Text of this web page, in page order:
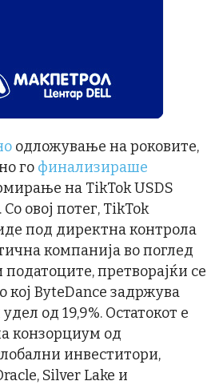
одложување на роковите,
го финализираше
на TikTok USDS
овој потег, TikTok
под директна контрола
компанија во поглед
податоците, претворајќи се
кој ByteDance задржува
од 19,9%. Остатокот е
конзорциум од
инвеститори,
Silver Lake и